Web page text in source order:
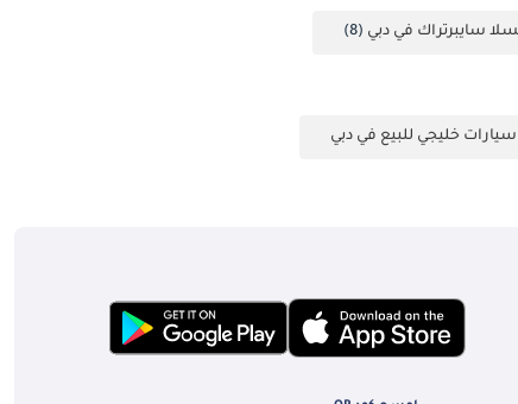
سايبرتراك في دبي (8)
سيارات خليجي للبيع في دبي